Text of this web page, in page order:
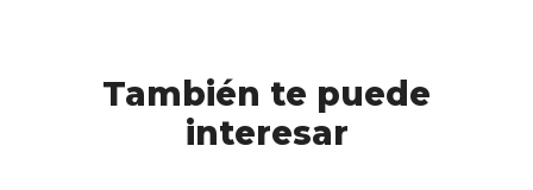
También te puede
interesar